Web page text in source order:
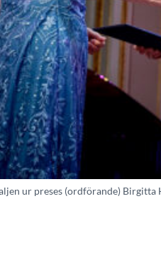
ur preses (ordförande)